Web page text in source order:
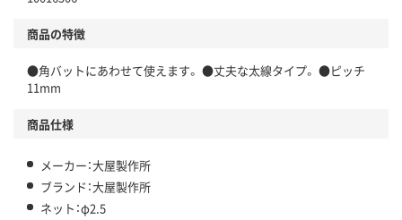
商品の特徴
●角バットにあわせて使えます。 ●丈夫な太線タイプ。 ●ピッチ
11mm
商品仕様
メーカー：大屋製作所
ブランド：大屋製作所
ネット：φ2.5